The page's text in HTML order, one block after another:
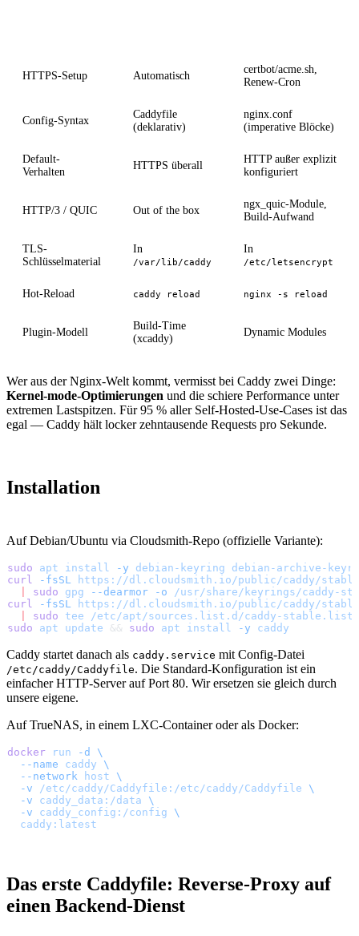
HTTPS-Setup Automatisch
certbot/acme.sh,
Renew-Cron
Config-Syntax
Caddyfile
(deklarativ)
nginx.conf
(imperative Blöcke)
Default-
Verhalten
HTTPS überall
HTTP außer explizit
konfiguriert
HTTP/3 / QUIC Out of the box
ngx_quic-Module,
Build-Aufwand
TLS-
Schlüsselmaterial
In
/var/lib/caddy
In
/etc/letsencrypt
Hot-Reload caddy reload nginx -s reload
Plugin-Modell
Build-Time
(xcaddy)
Dynamic Modules
Wer aus der Nginx-Welt kommt, vermisst bei Caddy zwei Dinge:
Kernel-mode-Optimierungen und die schiere Performance unter
extremen Lastspitzen. Für 95 % aller Self-Hosted-Use-Cases ist das
egal — Caddy hält locker zehntausende Requests pro Sekunde.
Installation
Auf Debian/Ubuntu via Cloudsmith-Repo (offizielle Variante):
sudo apt install -y debian-keyring debian-archive-
curl -fsSL https://dl.cloudsmith.io/public/caddy/
sudo gpg --dearmor -o /usr/share/keyrings/caddy-
curl -fsSL https://dl.cloudsmith.io/public/caddy/
sudo tee /etc/apt/sources.list.d/caddy-stable.list
sudo apt update && sudo apt install -y caddy
Caddy startet danach als caddy.service mit Config-Datei
/etc/caddy/Caddyfile. Die Standard-Konfiguration ist ein
einfacher HTTP-Server auf Port 80. Wir ersetzen sie gleich durch
unsere eigene.
Auf TrueNAS, in einem LXC-Container oder als Docker:
docker run -d
\
  --name
caddy \
  --network
host \
  -v
/etc/caddy/Caddyfile:/etc/caddy/Caddyfile \
  -v
caddy_data:/data \
  -v
caddy_config:/config \
  caddy:latest
Das erste Caddyfile: Reverse-Proxy auf
einen Backend-Dienst